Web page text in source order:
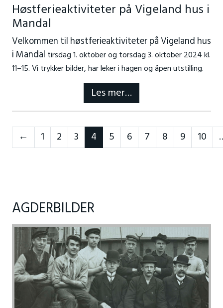
Høstferieaktiviteter på Vigeland hus i
Mandal
Velkommen til høstferieaktiviteter på Vigeland hus
i Mandal tirsdag 1. oktober og torsdag 3. oktober 2024 kl.
11–15. Vi trykker bilder, har leker i hagen og åpen utstilling.
Les mer…
← Neste
1 2 3 4 5 6 7 8 9 10
AGDERBILDER